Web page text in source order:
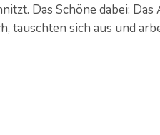
Das Schöne dabei:
tauschten sich aus und